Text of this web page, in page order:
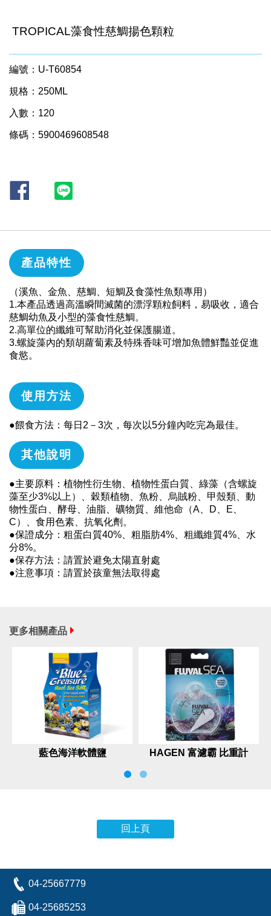
TROPICAL藻食性慈鯛揚色顆粒
編號：U-T60854
規格：250ML
入數：120
條碼：5900469608548
產品特性
（溪魚、金魚、慈鯛、短鯛及食藻性魚類專用）
1.本產品透過高溫瞬間滅菌的漂浮顆粒飼料，易吸收，適合
慈鯛幼魚及小型的藻食性慈鯛。
2.高單位的纖維可幫助消化並保護腸道。
3.螺旋藻內的類胡蘿蔔素及特殊香味可增加魚體鮮豔並促進
食慾。
使用方法
●餵食方法：每日2－3次，每次以5分鐘內吃完為最佳。
其他說明
●主要原料：植物性衍生物、植物性蛋白質、綠藻（含螺旋
藻至少3%以上）、穀類植物、魚粉、烏賊粉、甲殼類、動
物性蛋白、酵母、油脂、礦物質、維他命（A、D、E、
C）、食用色素、抗氧化劑。
●保證成分：粗蛋白質40%、粗脂肪4%、粗纖維質4%、水
分8%。
●保存方法：請置於避免太陽直射處
●注意事項：請置於孩童無法取得處
更多相關產品
藍色海洋軟體鹽
HAGEN 富濾霸 比重計
回上頁
04-25667779
04-25685253